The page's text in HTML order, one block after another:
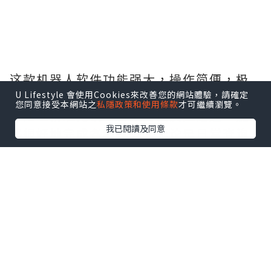
这款机器人软件功能强大，操作简便，极
大地提升了我的工作效率。它的自动化任
务处理精准无误，智能对话反应迅速，能
够很好地完成各种指令。无论是日常查询
还是复杂任务管理，它都能轻松应对，真
U Lifestyle 會使用Cookies來改善您的網站體驗，請確定
您同意接受本網站之私隱政策和使用條款才可繼續瀏覽。
我已閱讀及同意